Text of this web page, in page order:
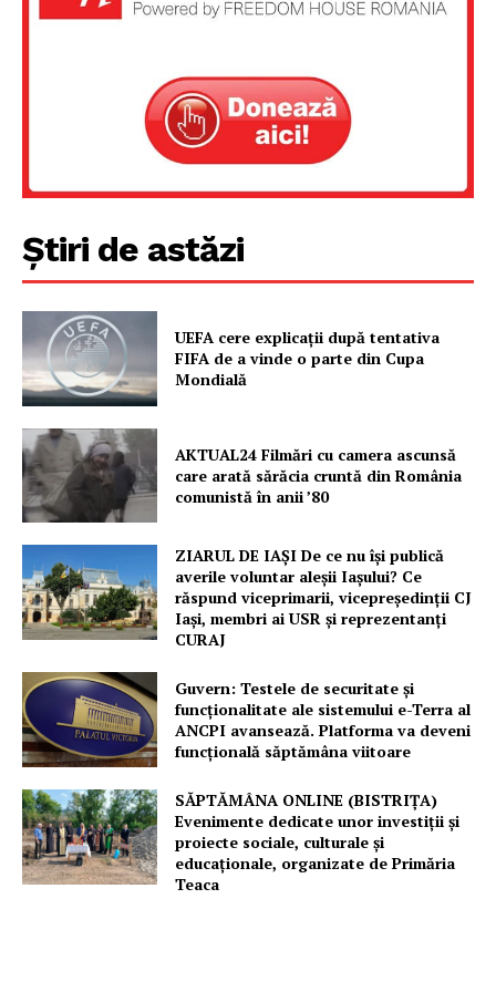
Știri de astăzi
UEFA cere explicații după tentativa
FIFA de a vinde o parte din Cupa
Mondială
AKTUAL24 Filmări cu camera ascunsă
care arată sărăcia cruntă din România
comunistă în anii ’80
ZIARUL DE IAȘI De ce nu își publică
averile voluntar aleșii Iașului? Ce
răspund viceprimarii, vicepreședinții CJ
Iași, membri ai USR și reprezentanți
CURAJ
Guvern: Testele de securitate și
funcționalitate ale sistemului e-Terra al
ANCPI avansează. Platforma va deveni
funcțională săptămâna viitoare
SĂPTĂMÂNA ONLINE (BISTRIȚA)
Evenimente dedicate unor investiții și
proiecte sociale, culturale și
educaționale, organizate de Primăria
Teaca